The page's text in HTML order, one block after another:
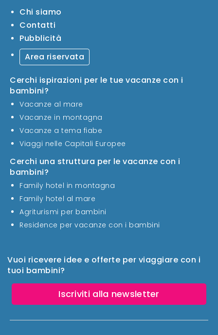
Vuoi ricevere idee e offerte per viaggiare con i
tuoi bambini?
Iscriviti alla newsletter
Chi siamo
Contatti
Pubblicità
Area riservata
Cerchi ispirazioni per le tue vacanze con i
bambini?
Vacanze al mare
Vacanze in montagna
Vacanze a tema fiabe
Viaggi nelle Capitali Europee
Cerchi una struttura per le vacanze con i
bambini?
Family hotel in montagna
Family hotel al mare
Agriturismi per bambini
Residence per vacanze con i bambini